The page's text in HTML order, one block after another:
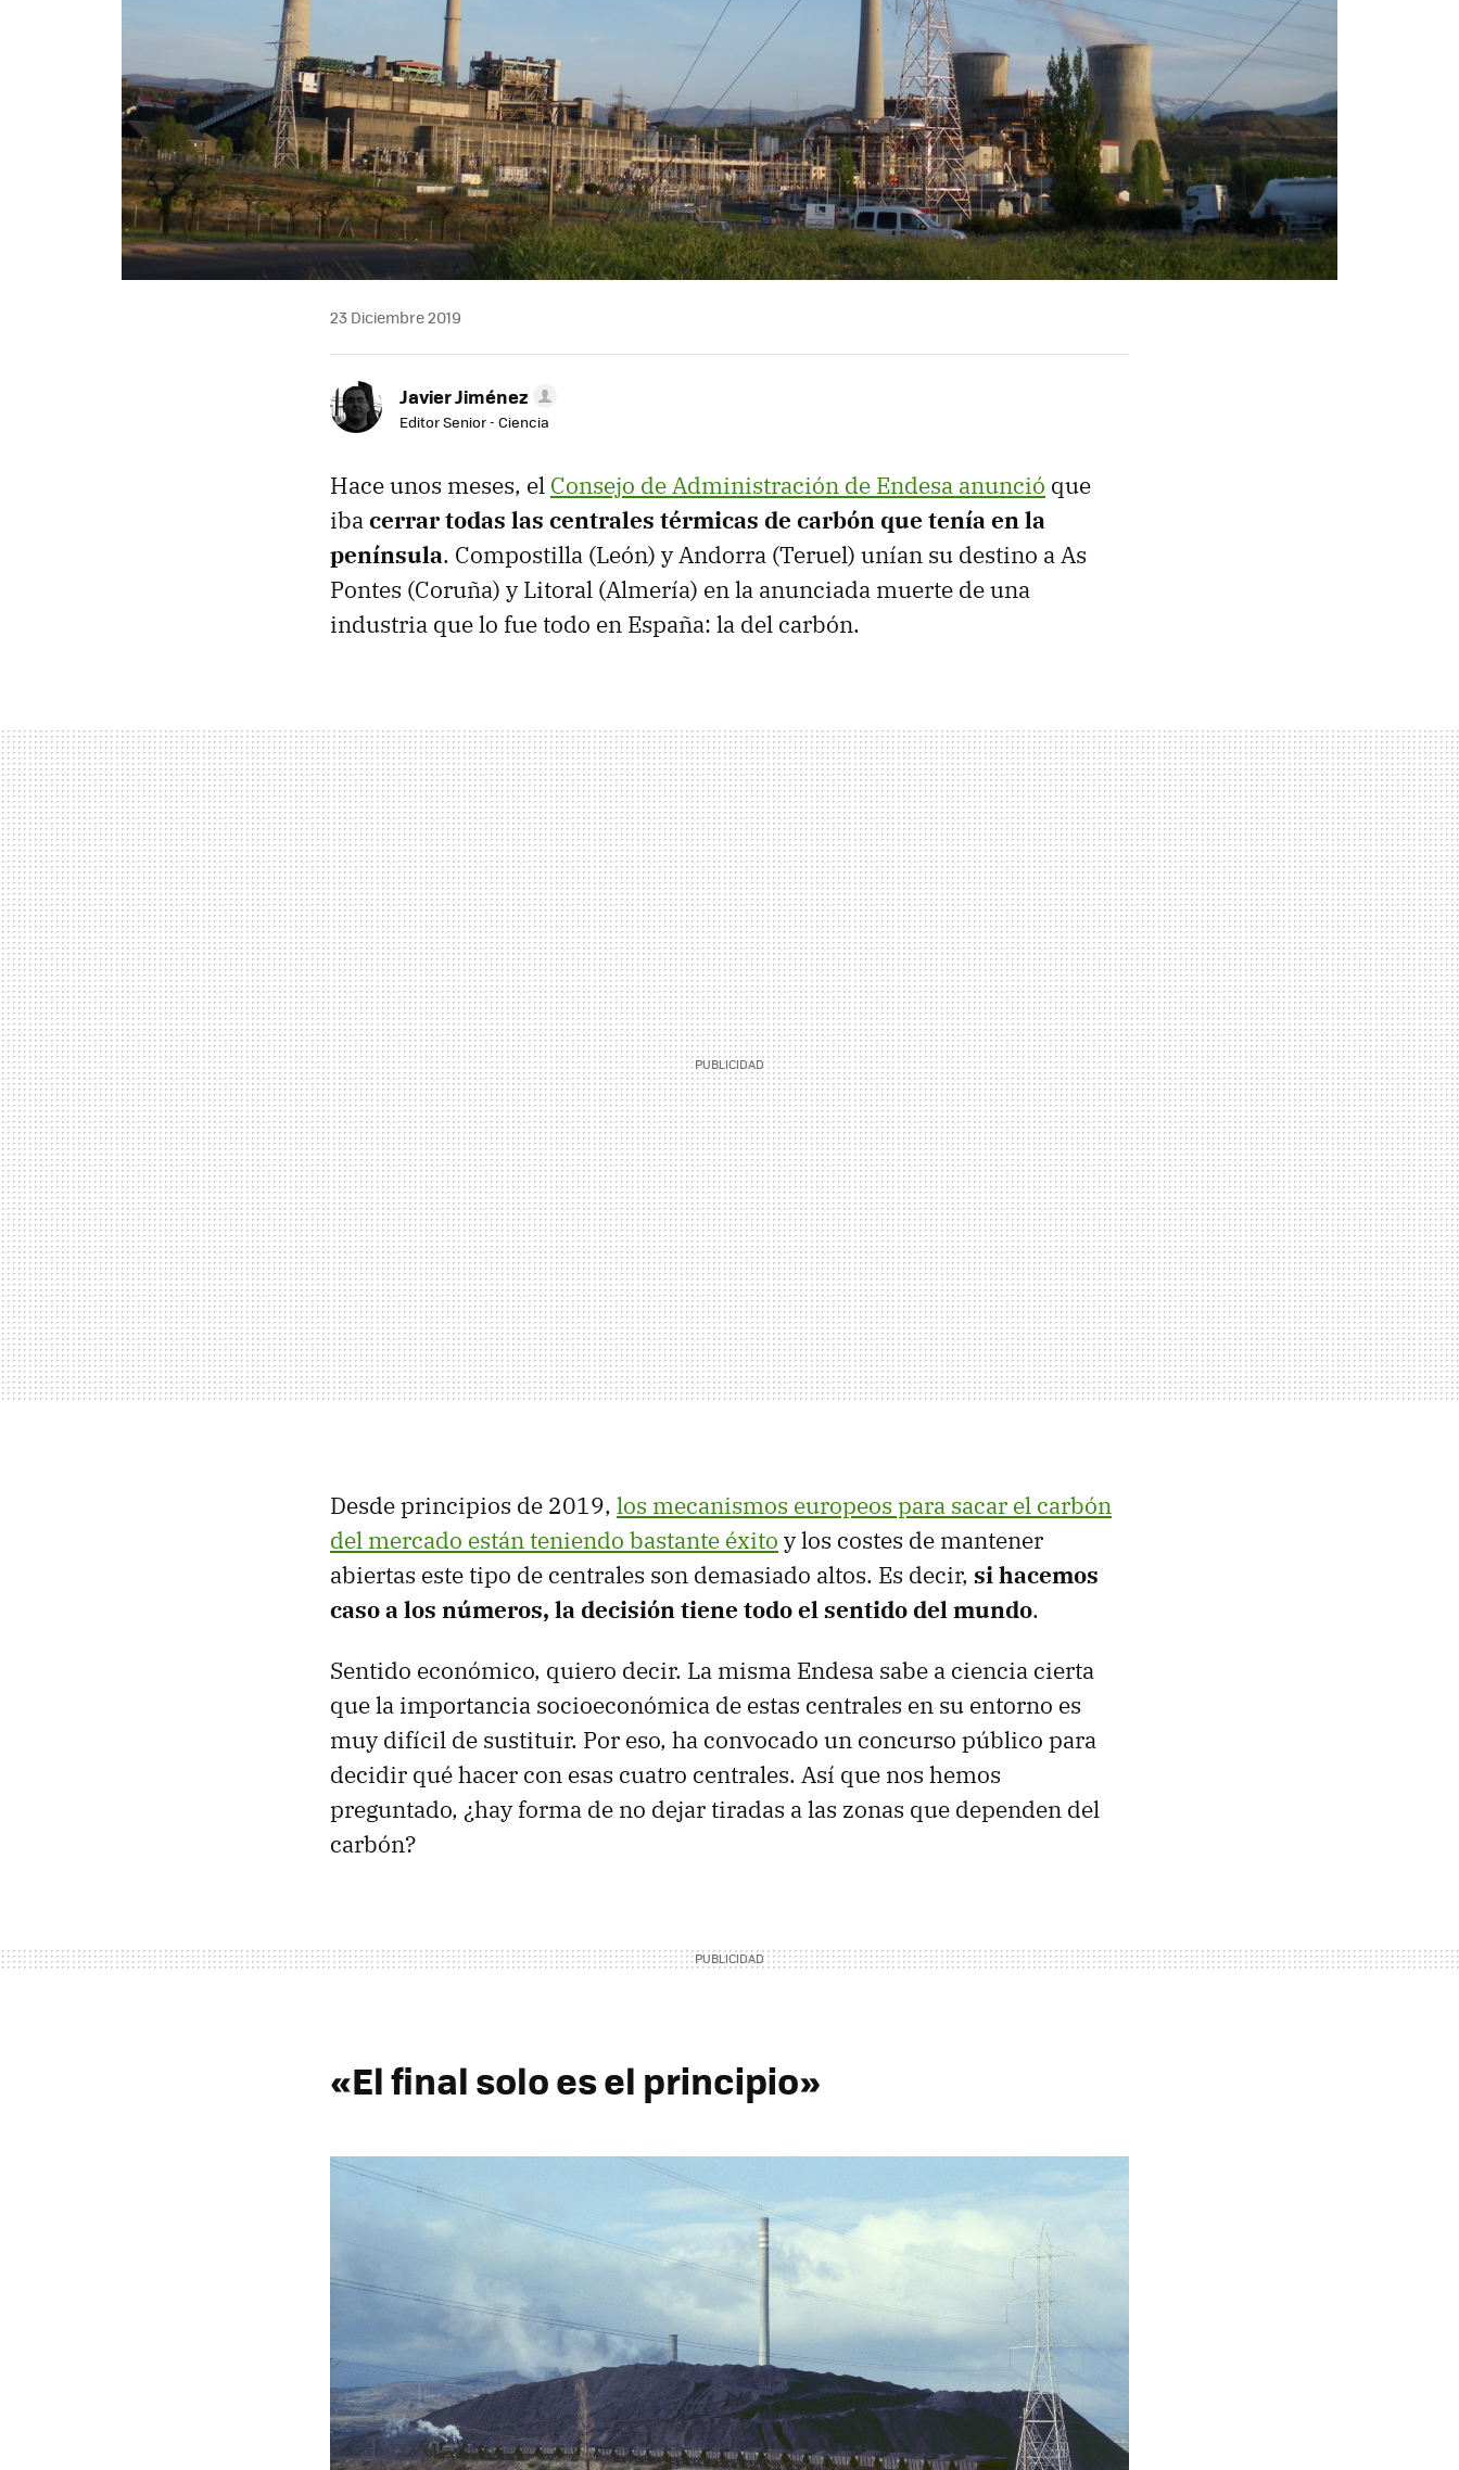
23 Diciembre 2019
Javier Jiménez
Editor Senior - Ciencia
Hace unos meses, el Consejo de Administración de Endesa anunció que
ibacerrar todas las centrales térmicas de carbón que tenía en la
península. Compostilla (León) y Andorra (Teruel) unían su destino a As
Pontes (Coruña) y Litoral (Almería) en la anunciada muerte de una
industria que lo fue todo en España: la del carbón.
Desde principios de 2019, los mecanismos europeos para sacar el carbón
del mercado están teniendo bastante éxito y los costes de mantener
abiertas este tipo de centrales son demasiado altos. Es decir, si hacemos
caso a los números, la decisión tiene todo el sentido del mundo.
Sentido económico, quiero decir. La misma Endesa sabe a ciencia cierta
que la importancia socioeconómica de estas centrales en su entorno es
muy difícil de sustituir. Por eso, ha convocado un concurso público para
decidir qué hacer con esas cuatro centrales. Así que nos hemos
preguntado, ¿hay forma de no dejar tiradas a las zonas que dependen del
carbón?
«El final solo es el principio»